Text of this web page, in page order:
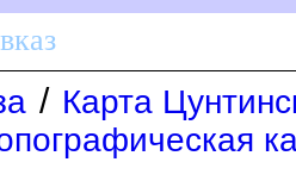
/ Карта